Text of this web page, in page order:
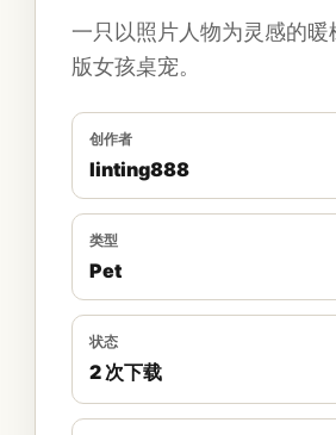
一只以照片人物为灵感的暖
版女孩桌宠。
创作者
linting888
类型
Pet
状态
2 次下载